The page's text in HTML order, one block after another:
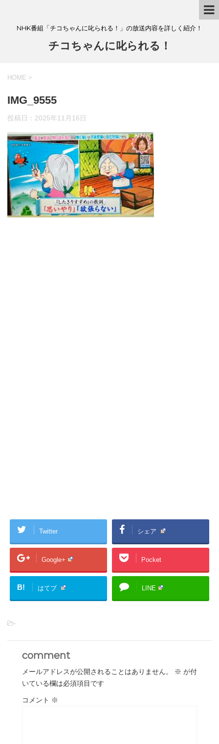
NHK番組「チコちゃんに叱られる！」の放送内容を詳しく紹介！
チコちゃんに叱られる！
HOME >
IMG_9555
投稿日： 2025年11月16日
Twitter シェア
Google+ Pocket
B! はてブ LINE
-
comment
メールアドレスが公開されることはありません。 ※ が付
いている欄は必須項目です
コメント ※